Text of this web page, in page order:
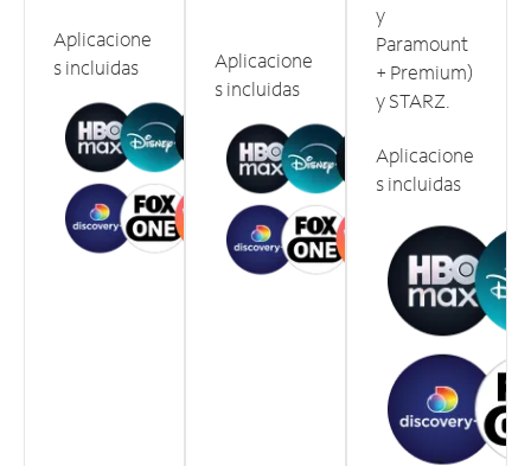
Aplicacione
s incluidas
Aplicacione
s incluidas
y
Paramount
+ Premium)
y STARZ.
Aplicacione
s incluidas